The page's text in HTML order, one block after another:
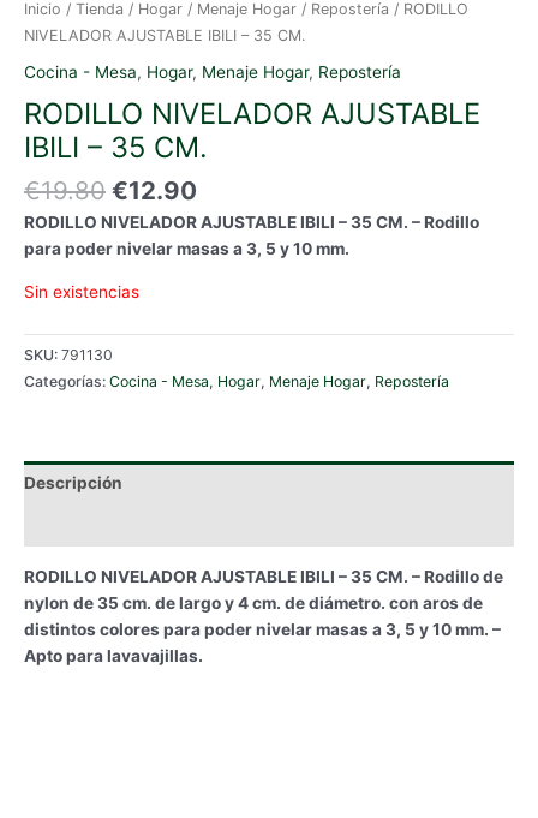
Inicio / Tienda / Hogar / Menaje Hogar / Repostería / RODILLO
NIVELADOR AJUSTABLE IBILI – 35 CM.
Cocina - Mesa, Hogar, Menaje Hogar, Repostería
RODILLO NIVELADOR AJUSTABLE
IBILI – 35 CM.
€19.80 El
precio
original
€19.80.
€12.90
precio
actual
RODILLO NIVELADOR AJUSTABLE IBILI – 35 CM. – Rodillo
para poder nivelar masas a 3, 5 y 10 mm.
Sin existencias
SKU: 791130
Categorías: Cocina - Mesa, Hogar, Menaje Hogar, Repostería
Descripción
RODILLO NIVELADOR AJUSTABLE IBILI – 35 CM. – Rodillo de
nylon de 35 cm. de largo y 4 cm. de diámetro. con aros de
distintos colores para poder nivelar masas a 3, 5 y 10 mm. –
Apto para lavavajillas.